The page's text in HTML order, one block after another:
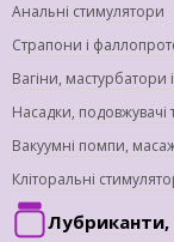
Анальні стимулятори
Страпони і
Вагіни, мастурбатори
Насадки, подовжувачі
Вакуумні помпи,
Кліторальні